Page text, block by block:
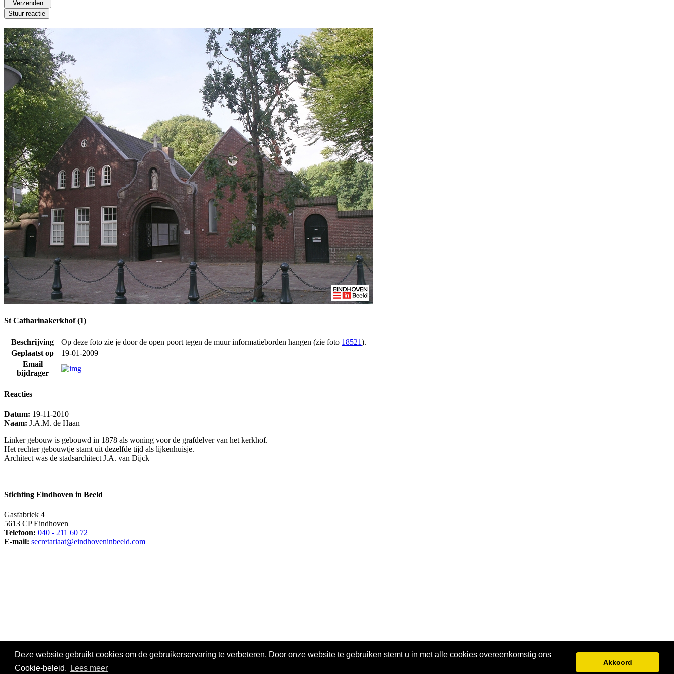
Deze website gebruikt cookies om de gebruikerservaring te verbeteren. Door onze website te gebruiken stemt u in met alle cookies overeenkomstig ons
Cookie-beleid.
Lees meer
Akkoord
St Catharinakerkhof (1)
Beschrijving Op deze foto zie je door de open poort tegen de muur informatieborden hangen (zie foto 18521).
Geplaatst op
19-01-2009
Email
bijdrager
Reacties
Datum: 19-11-2010
Naam: J.A.M. de Haan
Linker gebouw is gebouwd in 1878 als woning voor de grafdelver van het kerkhof.
Het rechter gebouwtje stamt uit dezelfde tijd als lijkenhuisje.
Architect was de stadsarchitect J.A. van Dijck
Stichting Eindhoven in Beeld
Gasfabriek 4
5613 CP Eindhoven
Telefoon: 040 - 211 60 72
E-mail: secretariaat@eindhoveninbeeld.com
© CopyrightStichting Eindhoven in Beeld